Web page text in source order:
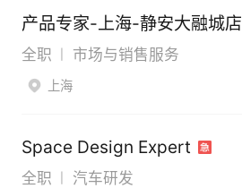
产品专家-上海-静安大融城店
全职 市场与销售服务
上海
Space Design Expert
全职 汽车研发